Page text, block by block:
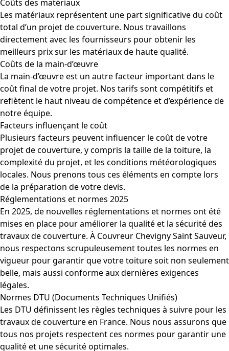
Coûts des matériaux
Les matériaux représentent une part significative du coût
total d’un projet de couverture. Nous travaillons
directement avec les fournisseurs pour obtenir les
meilleurs prix sur les matériaux de haute qualité.
Coûts de la main-d’œuvre
La main-d’œuvre est un autre facteur important dans le
coût final de votre projet. Nos tarifs sont compétitifs et
reflètent le haut niveau de compétence et d’expérience de
notre équipe.
Facteurs influençant le coût
Plusieurs facteurs peuvent influencer le coût de votre
projet de couverture, y compris la taille de la toiture, la
complexité du projet, et les conditions météorologiques
locales. Nous prenons tous ces éléments en compte lors
de la préparation de votre devis.
Réglementations et normes 2025
En 2025, de nouvelles réglementations et normes ont été
mises en place pour améliorer la qualité et la sécurité des
travaux de couverture. À Couvreur Chevigny Saint Sauveur,
nous respectons scrupuleusement toutes les normes en
vigueur pour garantir que votre toiture soit non seulement
belle, mais aussi conforme aux dernières exigences
légales.
Normes DTU (Documents Techniques Unifiés)
Les DTU définissent les règles techniques à suivre pour les
travaux de couverture en France. Nous nous assurons que
tous nos projets respectent ces normes pour garantir une
qualité et une sécurité optimales.